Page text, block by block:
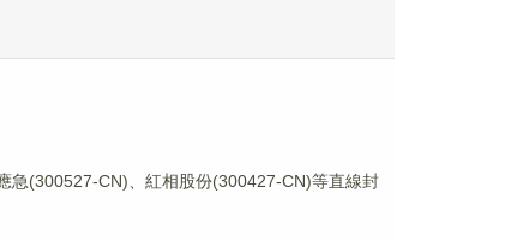
急(300527-CN)、紅相股份(300427-CN)等直線封